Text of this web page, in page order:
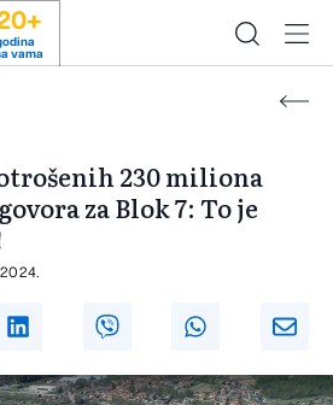
vama
230 miliona
za Blok 7: To je